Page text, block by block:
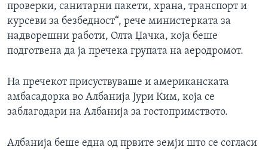
проверки, санитарни пакети, храна, транспорт и
курсеви за безбедност“, рече министерката за
надворешни работи, Олта Џачка, која беше
подготвена да ја пречека групата на аеродромот.
На пречекот присуствуваше и американската
амбасадорка во Албанија Јури Ким, која се
заблагодари на Албанија за гостопримството.
Албанија беше една од првите земји што се согласи